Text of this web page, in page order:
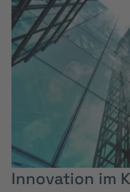
Innovation im